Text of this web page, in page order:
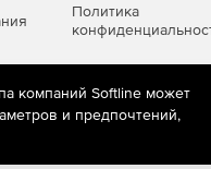
Политика
технологии
на территории
компаний Softline может
и предпочтений,